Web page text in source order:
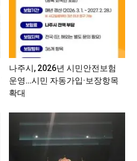
나주시, 2026년 시민안전보험
운영…시민 자동가입·보장항목
확대